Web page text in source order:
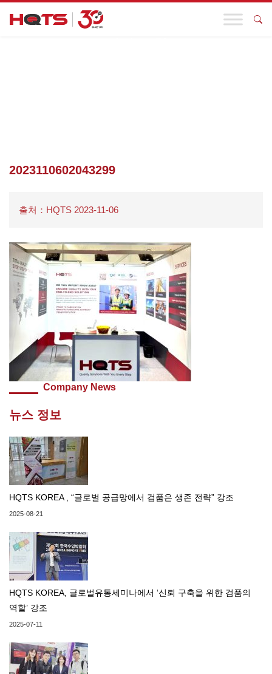
2023110602043299
출처：HQTS 2023-11-06
Company News
뉴스 정보
HQTS KOREA , “글로벌 공급망에서 검품은 생존 전략” 강조
2025-08-21
HQTS KOREA, 글로벌유통세미나에서 ‘신뢰 구축을 위한 검품의
역할’ 강조
2025-07-11